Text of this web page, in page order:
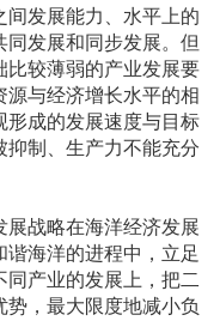
发展能力、水平上的
发展和同步发展。但
较薄弱的产业发展要
与经济增长水平的相
成的发展速度与目标
制、生产力不能充分
战略在海洋经济发展
海洋的进程中，立足
产业的发展上，把二
，最大限度地减小负